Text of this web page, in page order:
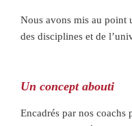
Nous avons mis au point
des disciplines et de
Un concept abouti
Encadrés par nos coachs